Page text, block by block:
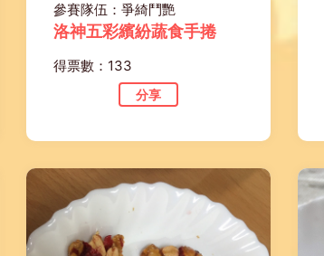
參賽隊伍：爭綺鬥艷
洛神五彩繽紛蔬食手捲
得票數：133
分享